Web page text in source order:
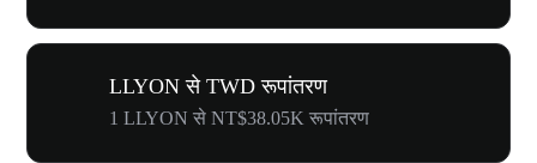
LLYON से TWD रूपांतरण
1 LLYON से NT$38.05K रूपांतरण